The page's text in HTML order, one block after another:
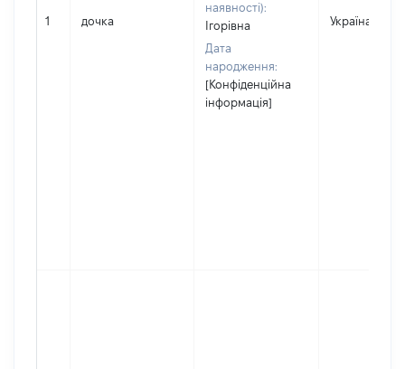
1 дочка
наявності):
Ігорівна
Дата
народження:
[Конфіденційна
інформація]
Україна